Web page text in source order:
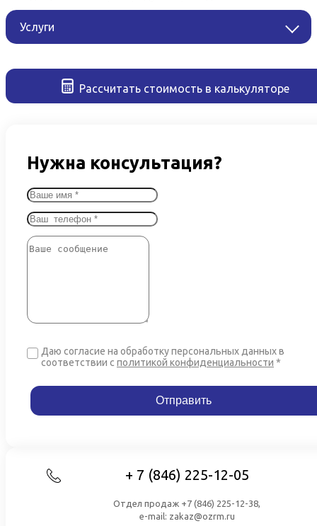
Услуги
Рассчитать стоимость в калькуляторе
Нужна консультация?
Даю согласие на обработку персональных данных в
соответствии с политикой конфиденциальности *
+ 7 (846) 225-12-05
Отдел продаж +7 (846) 225-12-38,
e-mail: zakaz@ozrm.ru